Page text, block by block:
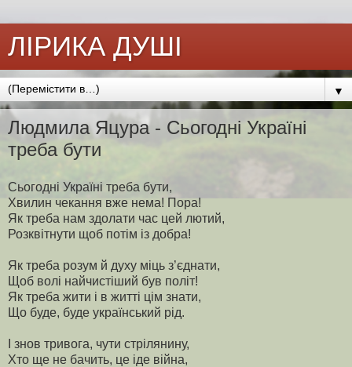
ЛІРИКА ДУШІ
▼
Людмила Яцура - Сьогодні Україні
треба бути
Сьогодні Україні треба бути,
Хвилин чекання вже нема! Пора!
Як треба нам здолати час цей лютий,
Розквітнути щоб потім із добра!
Як треба розум й духу міць з’єднати,
Щоб волі найчистіший був політ!
Як треба жити і в житті цім знати,
Що буде, буде український рід.
І знов тривога, чути стрілянину,
Хто ще не бачить, це іде війна,